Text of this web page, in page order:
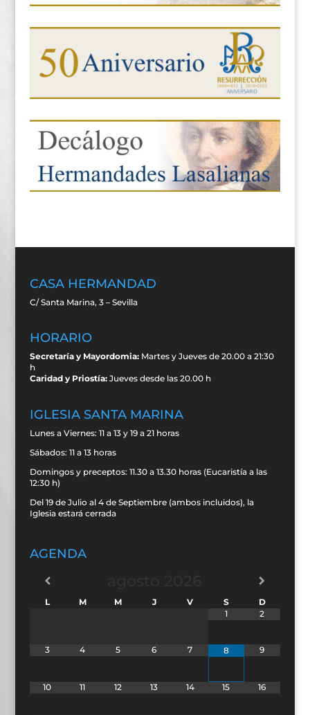
CASA HERMANDAD
C/ Santa Marina, 3 – Sevilla
HORARIO
Secretaría y Mayordomia:Martes y Jueves de 20.00 a 21:30
h
Caridad y Priostía:Jueves desde las 20.00 h
IGLESIA SANTA MARINA
Lunes a Viernes: 11 a 13 y 19 a 21 horas
Sábados: 11 a 13 horas
Domingos y preceptos: 11.30 a 13.30 horas (Eucaristía a las
12:30 h)
Del 19 de Julio al 4 de Septiembre (ambos incluidos), la
Iglesia estará cerrada
AGENDA
L M M J V S
D
1
2
3 4 5 6 7 8 9
10 11 12 13 14 15 16